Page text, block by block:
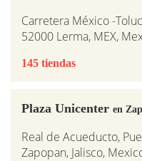
Carretera México -
52000 Lerma, MEX,
145 tiendas
Plaza Unicenter en
Real de Acueducto,
Zapopan, Jalisco,